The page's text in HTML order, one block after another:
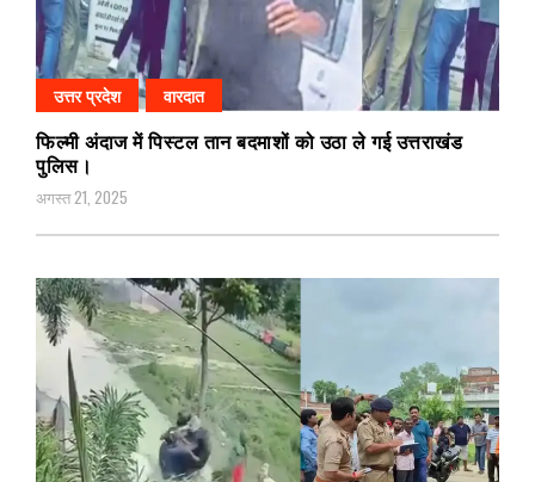
उत्तर प्रदेश वारदात
फिल्मी अंदाज में पिस्टल तान बदमाशों को उठा ले गई उत्तराखंड
पुलिस।
अगस्त 21, 2025